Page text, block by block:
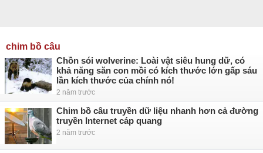
chim bồ câu
Chồn sói wolverine: Loài vật siêu hung dữ, có
khả năng săn con mồi có kích thước lớn gấp sáu
lần kích thước của chính nó!
2 năm trước
Chim bồ câu truyền dữ liệu nhanh hơn cả đường
truyền Internet cáp quang
2 năm trước